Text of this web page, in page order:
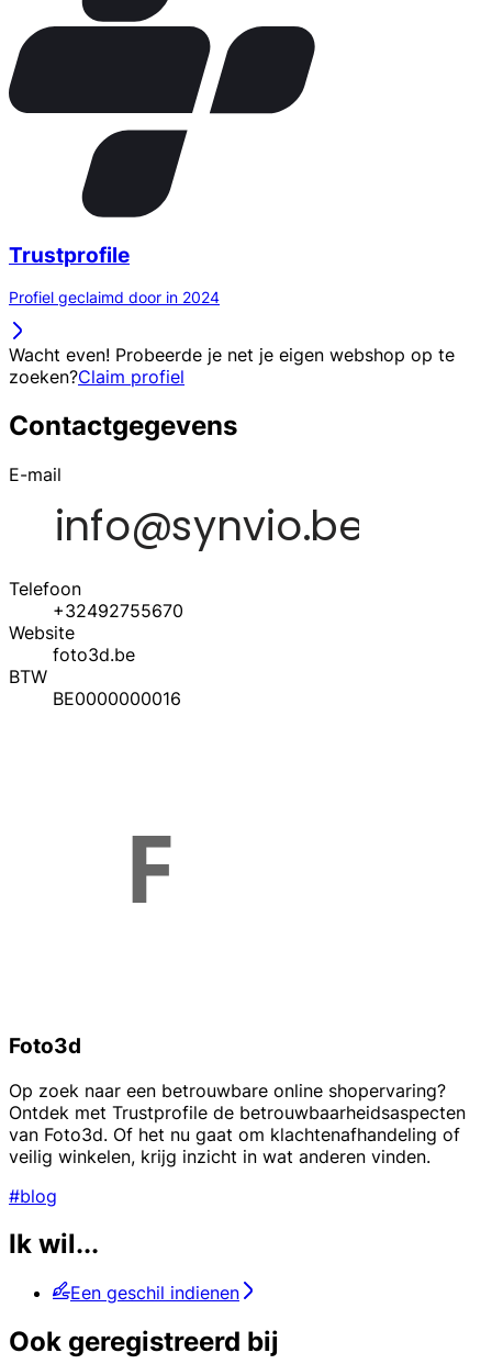
Trustprofile
Profiel geclaimd door in 2024
Wacht even! Probeerde je net je eigen webshop op te
zoeken?Claim profiel
Contactgegevens
E-mail
Telefoon
+32492755670
Website
foto3d.be
BTW
BE0000000016
Foto3d
Op zoek naar een betrouwbare online shopervaring?
Ontdek met Trustprofile de betrouwbaarheidsaspecten
van Foto3d. Of het nu gaat om klachtenafhandeling of
veilig winkelen, krijg inzicht in wat anderen vinden.
#blog
Ik wil...
Een geschil indienen
Ook geregistreerd bij